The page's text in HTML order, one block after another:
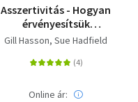
Asszertivitás - Hogyan
érvényesítsük
sikeresen az
Gill Hasson Sue Hadfield
Online ár: